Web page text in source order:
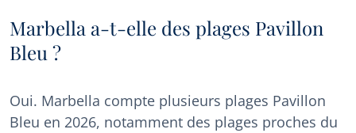
Marbella a-t-elle des plages Pavillon
Bleu ?
Oui. Marbella compte plusieurs plages Pavillon
Bleu en 2026, notamment des plages proches du